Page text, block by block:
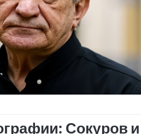
Сокуров и